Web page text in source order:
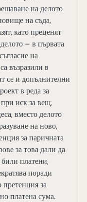
на делото
на съда,
като преценят
– в първата
на
възразили в
се и допълнителни
в реда за
иск за вещ,
вместо делото
на ново,
за паричната
за това дали да
платени,
поради
претенция за
платена сума.